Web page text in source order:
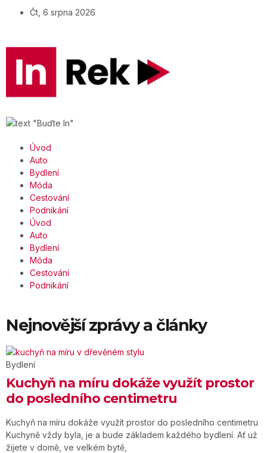
Čt, 6 srpna 2026
Úvod
Auto
Bydlení
Móda
Cestování
Podnikání
Úvod
Auto
Bydlení
Móda
Cestování
Podnikání
Nejnovější zprávy a články
Bydlení
Kuchyň na míru dokáže využít prostor
do posledního centimetru
Kuchyň na míru dokáže využít prostor do posledního centimetru
Kuchyně vždy byla, je a bude základem každého bydlení. Ať už
žijete v domě, ve velkém bytě,